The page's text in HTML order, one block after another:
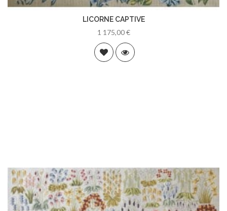
LICORNE CAPTIVE
1 175,00 €